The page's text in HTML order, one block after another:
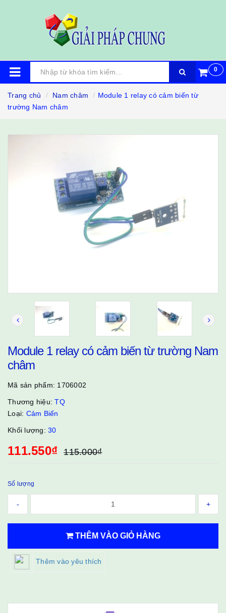
0
Trang chủ Nam châm
Module 1 relay có cảm biến từ
trường Nam châm
Module 1 relay có cảm biến từ trường Nam
châm
Mã sản phẩm: 1706002
Thương hiệu:TQ
Loại: Cảm Biến
Khối lượng: 30
111.550₫ 115.000₫
Số lượng
- +
THÊM VÀO GIỎ HÀNG
Thêm vào yêu thích